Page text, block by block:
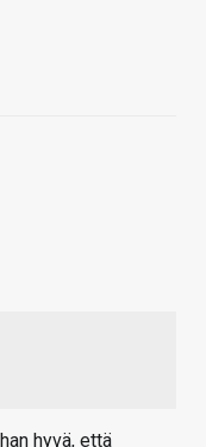
hyvä, että